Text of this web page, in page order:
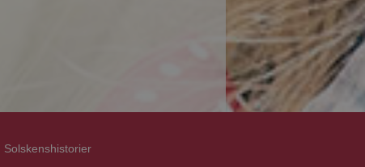
Solskenshistorier